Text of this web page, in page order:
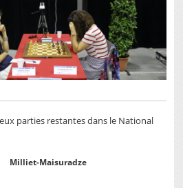
parties restantes dans le National
Milliet-Maisuradze